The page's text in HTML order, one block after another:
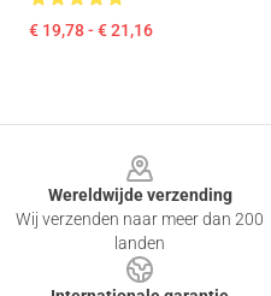
€ 19,78 - € 21,16
Wereldwijde verzending
Wij verzenden naar meer dan 200
landen